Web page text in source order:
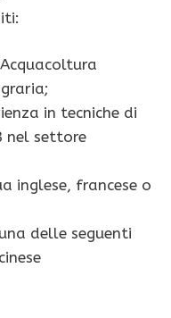
in tecniche di
nel settore
inglese, francese o
delle seguenti